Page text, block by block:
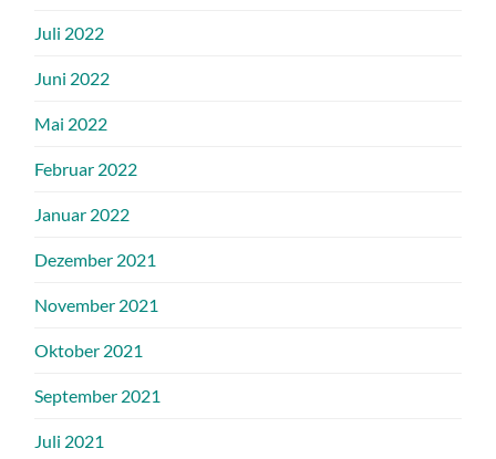
Juli 2022
Juni 2022
Mai 2022
Februar 2022
Januar 2022
Dezember 2021
November 2021
Oktober 2021
September 2021
Juli 2021